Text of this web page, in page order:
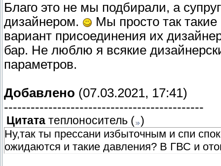
Благо это не мы подбирали, а
дизайнером.
Мы просто так
вариант присоединения их
бар. Не люблю я всякие
параметров.
Добавлено (07.03.2021, 17:41)
---------------------------------------------
Цитата теплоноситель ( )
Ну,так ты прессани избыточным и спи
ожидаются и такие давления? В ГВС и